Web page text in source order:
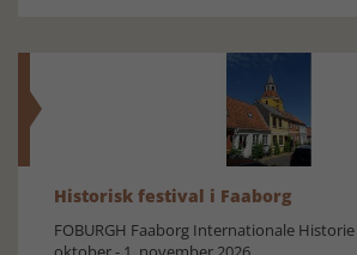
Historisk festival i Faaborg
FOBURGH Faaborg Internationale Historie